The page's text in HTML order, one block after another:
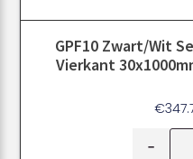
GPF10 Zwart/Wit
Vierkant
€
-